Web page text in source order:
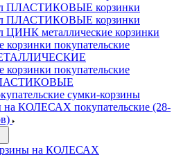
ПЛАСТИКОВЫЕ корзинки
ПЛАСТИКОВЫЕ корзинки
ЦИНК металлические корзинки
корзинки покупательские
корзинки покупательские
сумки-корзины
на КОЛЕСАХ покупательские (28-
на КОЛЕСАХ